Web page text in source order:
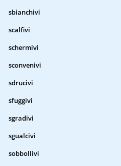
sbianchivi
scalfivi
schermivi
sconvenivi
sdrucivi
sfuggivi
sgradivi
sgualcivi
sobbollivi